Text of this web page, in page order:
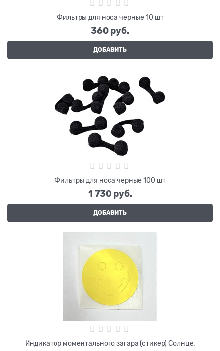
Фильтры для носа черные 10 шт
360 руб.
ДОБАВИТЬ
Фильтры для носа черные 100 шт
1 730 руб.
ДОБАВИТЬ
Индикатор моментального загара (стикер) Солнце.